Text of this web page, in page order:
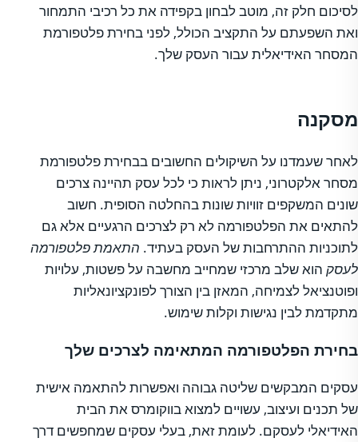
לסיכום חלק זה, מוטב לבחון בקפידה את כל רכיבי התמחור
ואת השפעתם על התקציב הכולל, לפני בחירת פלטפורמת
המסחר האידיאלית עבור העסק שלך.
מסקנה
לאחר שעמדנו על השיקולים החשובים בבחירת פלטפורמת
מסחר אלקטרוני, ניתן לראות כי לכל עסק תהיינה צרכים
שונים המשקפים זוויות שונות בהחלטה הסופית. חשוב
להתאים את הפלטפורמה לא רק לצרכים הרגעיים אלא גם
לתוכניות ההתרחבות של העסק בעתיד. התאמת פלטפורמה
לעסק הוא שלב מרכזי שמחייב מחשבה על פשטות, עלויות
ופוטנציאל לצמיחה, המאזן בין הצורך לפונקציונאליות
מתקדמת לבין נגישות וקלות שימוש.
בחירת הפלטפורמה המתאימה לצרכים שלך
עסקים המבקשים שליטה גבוהה ואפשרות להתאמה אישית
של תכנים ועיצוב, עשויים למצוא בווקומרס את הבית
האידיאלי לעסקם. לעומת זאת, בעלי עסקים שמחפשים דרך